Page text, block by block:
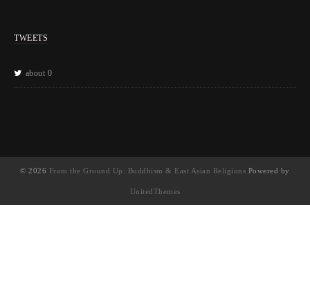
TWEETS
about 0
© 2026 From the Ground Up: Buddhism & East Asian Religions Powered by
UnitedThemes